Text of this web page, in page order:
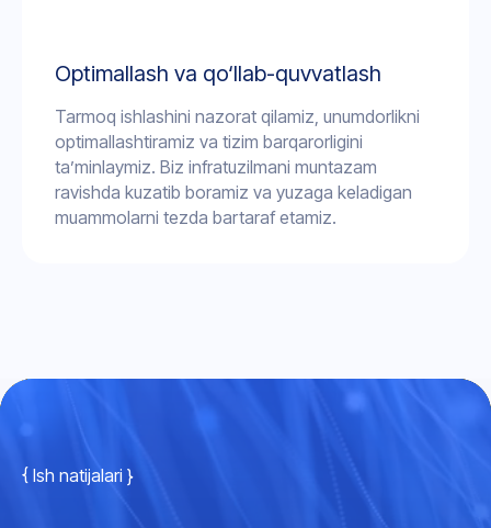
Optimallash va qo‘llab-quvvatlash
Tarmoq ishlashini nazorat qilamiz, unumdorlikni
optimallashtiramiz va tizim barqarorligini
ta’minlaymiz. Biz infratuzilmani muntazam
ravishda kuzatib boramiz va yuzaga keladigan
muammolarni tezda bartaraf etamiz.
{ Ish natijalari }